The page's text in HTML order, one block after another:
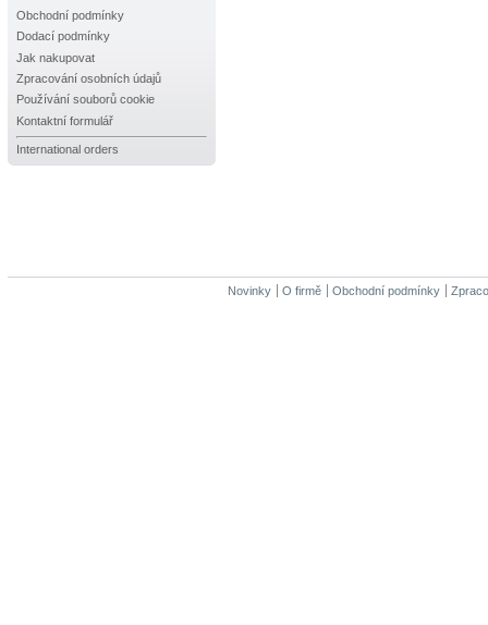
Obchodní podmínky
Dodací podmínky
Jak nakupovat
Zpracování osobních údajů
Používání souborů cookie
Kontaktní formulář
International orders
Novinky O firmě Obchodní podmínky